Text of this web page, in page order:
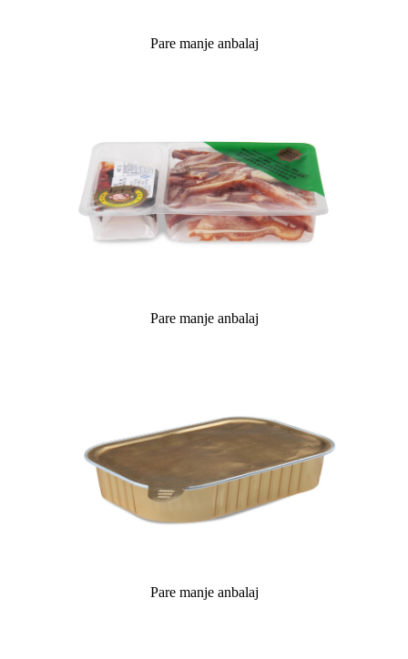
Pare manje anbalaj
Pare manje anbalaj
Pare manje anbalaj